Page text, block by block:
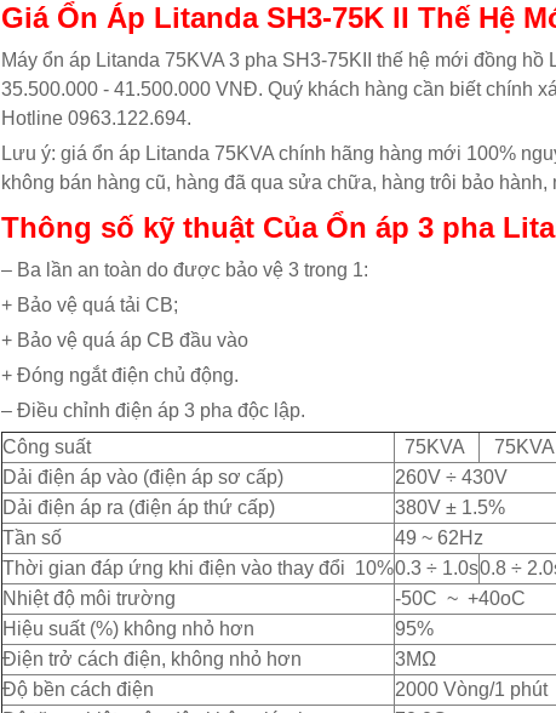
Giá Ổn Áp Litanda SH3-75K II Thế Hệ
Máy ổn áp Litanda 75KVA 3 pha SH3-75KII thế hệ mới đồng
35.500.000 - 41.500.000 VNĐ. Quý khách hàng cần biết chính
Hotline 0963.122.694.
Lưu ý: giá ổn áp Litanda 75KVA chính hãng hàng mới 100%
không bán hàng cũ, hàng đã qua sửa chữa, hàng trôi bảo hành,
Thông số kỹ thuật Của Ổn áp 3 pha
– Ba lần an toàn do được bảo vệ 3 trong 1:
+ Bảo vệ quá tải CB;
+ Bảo vệ quá áp CB đầu vào
+ Đóng ngắt điện chủ động.
– Điều chỉnh điện áp 3 pha độc lập.
Công suất
75KVA
75KVA
Dải điện áp vào (điện áp sơ cấp)
260V ÷ 430V
Dải điện áp ra (điện áp thứ cấp)
380V ± 1.5%
Tần số
49 ~ 62Hz
Thời gian đáp ứng khi điện vào thay đổi 10%0.3 ÷ 1.0s0.8 ÷
Nhiệt độ môi trường
-50C ~ +40oC
Hiệu suất (%) không nhỏ hơn
95%
Điện trở cách điện, không nhỏ hơn
3MΩ
Độ bền cách điện
2000 Vòng/1 phút